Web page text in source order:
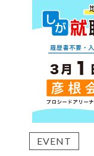
EVENT